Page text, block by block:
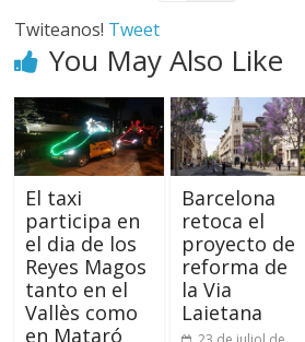
Twiteanos! Tweet
You May Also Like
El taxi
participa en
el dia de los
Reyes Magos
tanto en el
Vallès como
en Mataró
Barcelona
retoca el
proyecto de
reforma de
la Via
Laietana